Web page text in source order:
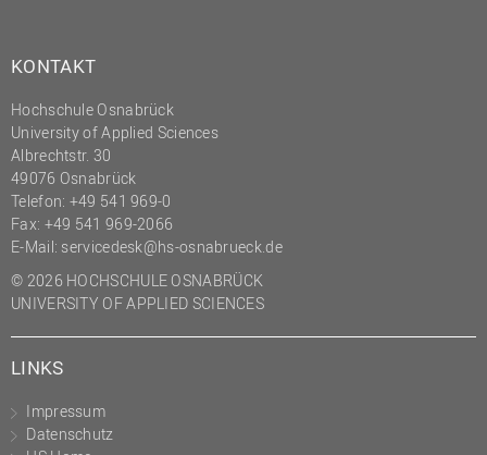
KONTAKT
Hochschule Osnabrück
University of Applied Sciences
Albrechtstr. 30
49076 Osnabrück
Telefon: +49 541 969-0
Fax: +49 541 969-2066
E-Mail: servicedesk@hs-osnabrueck.de
© 2026 HOCHSCHULE OSNABRÜCK
UNIVERSITY OF APPLIED SCIENCES
LINKS
Impressum
Datenschutz